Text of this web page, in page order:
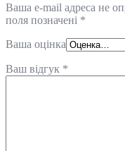
Ваша e-mail адреса не
поля позначені *
Ваша оцінка
Ваш відгук *